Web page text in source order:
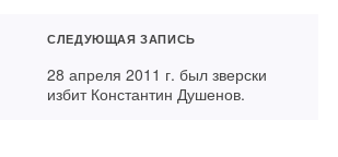
СЛЕДУЮЩАЯ ЗАПИСЬ
28 апреля 2011 г. был зверски
избит Константин Душенов.